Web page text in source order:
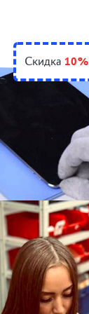
Скидка 10%